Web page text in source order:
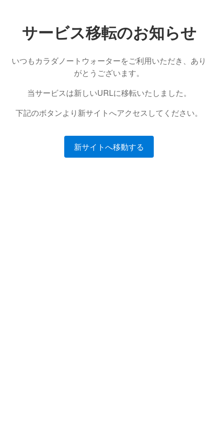
サービス移転のお知らせ
いつもカラダノートウォーターをご利用いただき、あり
がとうございます。
当サービスは新しいURLに移転いたしました。
下記のボタンより新サイトへアクセスしてください。
新サイトへ移動する